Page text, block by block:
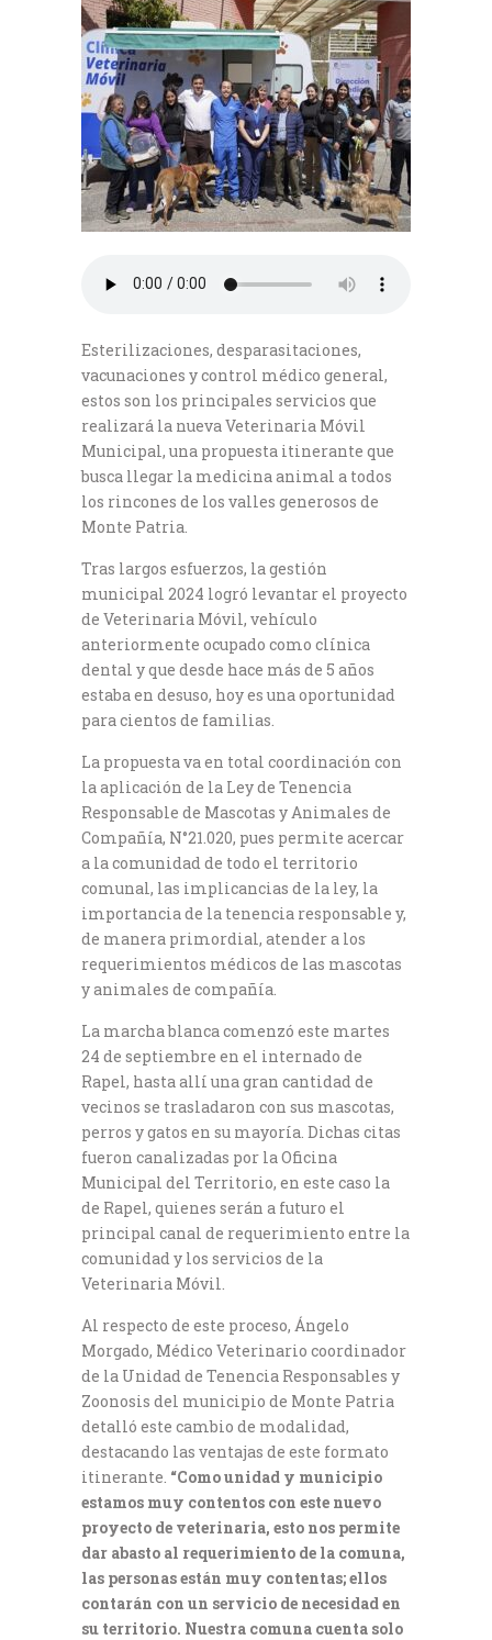
Esterilizaciones, desparasitaciones,
vacunaciones y control médico general,
estos son los principales servicios que
realizará la nueva Veterinaria Móvil
Municipal, una propuesta itinerante que
busca llegar la medicina animal a todos
los rincones de los valles generosos de
Monte Patria.
Tras largos esfuerzos, la gestión
municipal 2024 logró levantar el proyecto
de Veterinaria Móvil, vehículo
anteriormente ocupado como clínica
dental y que desde hace más de 5 años
estaba en desuso, hoy es una oportunidad
para cientos de familias.
La propuesta va en total coordinación con
la aplicación de la Ley de Tenencia
Responsable de Mascotas y Animales de
Compañía, N°21.020, pues permite acercar
a la comunidad de todo el territorio
comunal, las implicancias de la ley, la
importancia de la tenencia responsable y,
de manera primordial, atender a los
requerimientos médicos de las mascotas
y animales de compañía.
La marcha blanca comenzó este martes
24 de septiembre en el internado de
Rapel, hasta allí una gran cantidad de
vecinos se trasladaron con sus mascotas,
perros y gatos en su mayoría. Dichas citas
fueron canalizadas por la Oficina
Municipal del Territorio, en este caso la
de Rapel, quienes serán a futuro el
principal canal de requerimiento entre la
comunidad y los servicios de la
Veterinaria Móvil.
Al respecto de este proceso, Ángelo
Morgado, Médico Veterinario coordinador
de la Unidad de Tenencia Responsables y
Zoonosis del municipio de Monte Patria
detalló este cambio de modalidad,
destacando las ventajas de este formato
itinerante. “Como unidad y municipio
estamos muy contentos con este nuevo
proyecto de veterinaria, esto nos permite
dar abasto al requerimiento de la comuna,
las personas están muy contentas; ellos
contarán con un servicio de necesidad en
su territorio. Nuestra comuna cuenta solo